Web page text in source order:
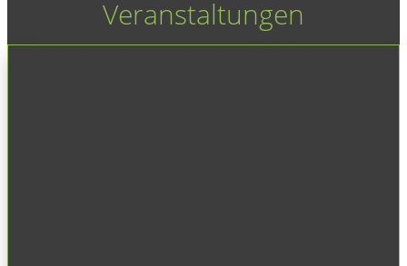
Veranstaltungen